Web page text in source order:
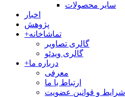
سایر محصولات
اخبار
پژوهش
+تماشاخانه
گالری تصاویر
گالری ویدئو
+درباره ما
معرفی
ارتباط با ما
شرایط و قوانین عضویت